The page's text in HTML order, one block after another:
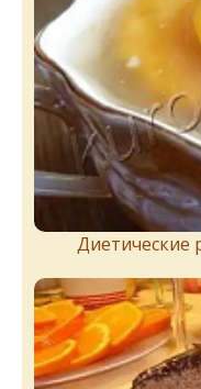
Диетические